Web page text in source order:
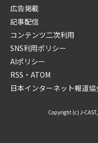
広告掲載
記事配信
コンテンツ二次利用
SNS利用ポリシー
AIポリシー
RSS・ATOM
日本インターネット報道協
Copyright (c) J-